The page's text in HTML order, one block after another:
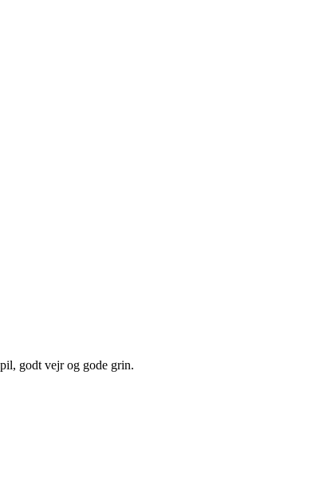
godt vejr og gode grin.